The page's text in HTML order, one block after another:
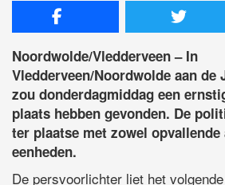
Noordwolde/Vledderveen – In
Vledderveen/Noordwolde aan de
zou donderdagmiddag een
plaats hebben gevonden. De
ter plaatse met zowel
eenheden.
De persvoorlichter liet het